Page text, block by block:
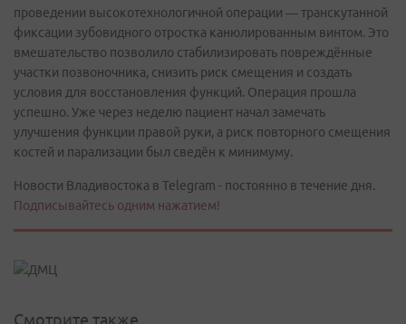
проведении высокотехнологичной операции — транскутанной
фиксации зубовидного отростка канюлированным винтом. Это
вмешательство позволило стабилизировать повреждённые
участки позвоночника, снизить риск смещения и создать
условия для восстановления функций. Операция прошла
успешно. Уже через неделю пациент начал замечать
улучшения функции правой руки, а риск повторного смещения
костей и парализации был сведён к минимуму.
Новости Владивостока в Telegram - постоянно в течение дня.
Подписывайтесь одним нажатием!
Смотрите также